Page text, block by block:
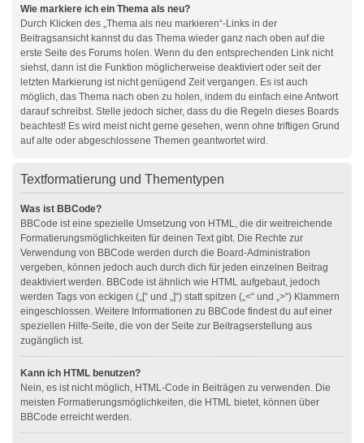
Wie markiere ich ein Thema als neu?
Durch Klicken des „Thema als neu markieren“-Links in der
Beitragsansicht kannst du das Thema wieder ganz nach oben auf die
erste Seite des Forums holen. Wenn du den entsprechenden Link nicht
siehst, dann ist die Funktion möglicherweise deaktiviert oder seit der
letzten Markierung ist nicht genügend Zeit vergangen. Es ist auch
möglich, das Thema nach oben zu holen, indem du einfach eine Antwort
darauf schreibst. Stelle jedoch sicher, dass du die Regeln dieses Boards
beachtest! Es wird meist nicht gerne gesehen, wenn ohne triftigen Grund
auf alte oder abgeschlossene Themen geantwortet wird.
Textformatierung und Thementypen
Was ist BBCode?
BBCode ist eine spezielle Umsetzung von HTML, die dir weitreichende
Formatierungsmöglichkeiten für deinen Text gibt. Die Rechte zur
Verwendung von BBCode werden durch die Board-Administration
vergeben, können jedoch auch durch dich für jeden einzelnen Beitrag
deaktiviert werden. BBCode ist ähnlich wie HTML aufgebaut, jedoch
werden Tags von eckigen („[“ und „]“) statt spitzen („<“ und „>“) Klammern
eingeschlossen. Weitere Informationen zu BBCode findest du auf einer
speziellen Hilfe-Seite, die von der Seite zur Beitragserstellung aus
zugänglich ist.
Kann ich HTML benutzen?
Nein, es ist nicht möglich, HTML-Code in Beiträgen zu verwenden. Die
meisten Formatierungsmöglichkeiten, die HTML bietet, können über
BBCode erreicht werden.